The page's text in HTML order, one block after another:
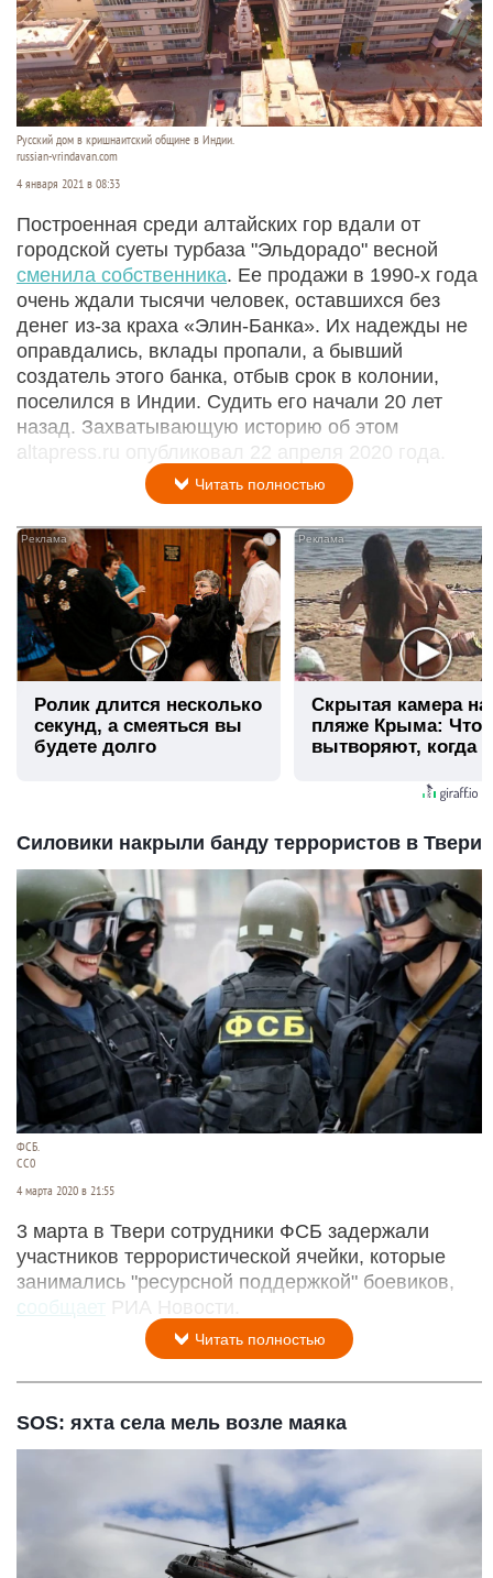
Русский дом в кришнаитский общине в Индии.
russian-vrindavan.com
4 января 2021 в 08:33
Построенная среди алтайских гор вдали от
городской суеты турбаза "Эльдорадо" весной
сменила собственника. Ее продажи в 1990-х года
очень ждали тысячи человек, оставшихся без
денег из-за краха «Элин-Банка». Их надежды не
оправдались, вклады пропали, а бывший
создатель этого банка, отбыв срок в колонии,
поселился в Индии. Судить его начали 20 лет
назад. Захватывающую историю об этом
altapress.ru опубликовал 22 апреля 2020 года.
Читать полностью
Ролик длится несколько
секунд, а смеяться вы
будете долго
Скрытая камера на
пляже Крыма: Что
вытворяют, когда
Силовики накрыли банду террористов в Твери
ФСБ.
СС0
4 марта 2020 в 21:55
3 марта в Твери сотрудники ФСБ задержали
участников террористической ячейки, которые
занимались "ресурсной поддержкой" боевиков,
сообщает
РИА Новости.
Читать полностью
SOS: яхта села мель возле маяка